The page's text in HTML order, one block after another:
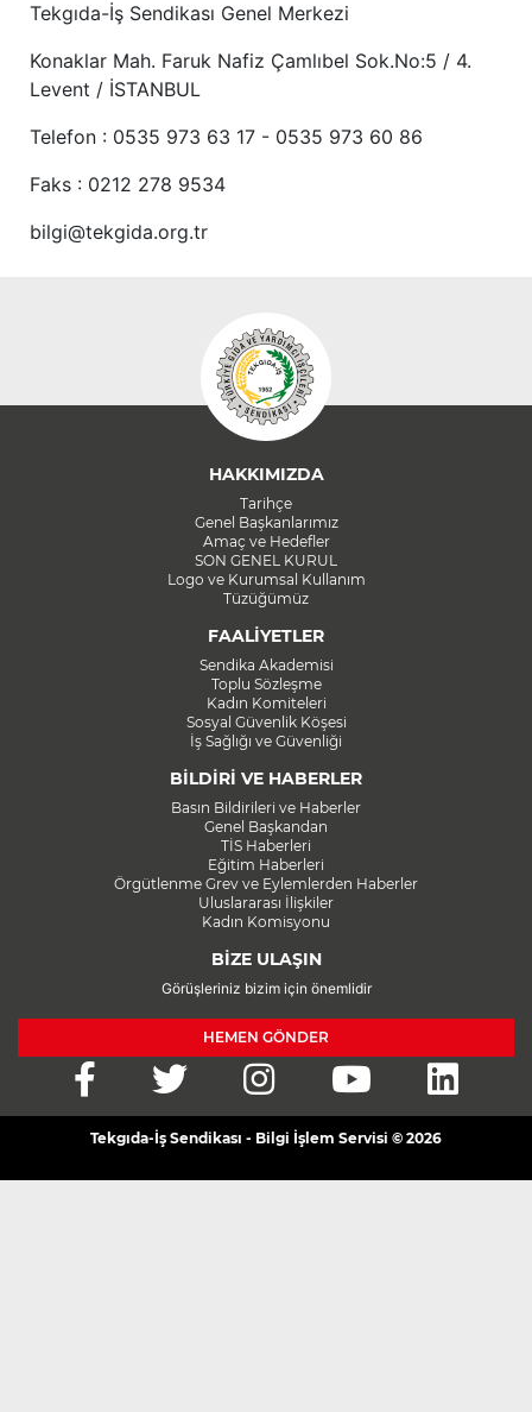
Tekgıda-İş Sendikası Genel Merkezi
Konaklar Mah. Faruk Nafiz Çamlıbel Sok.No:5 / 4.
Levent / İSTANBUL
Telefon : 0535 973 63 17 - 0535 973 60 86
Faks : 0212 278 9534
bilgi@tekgida.org.tr
HAKKIMIZDA
Tarihçe
Genel Başkanlarımız
Amaç ve Hedefler
SON GENEL KURUL
Logo ve Kurumsal Kullanım
Tüzüğümüz
FAALİYETLER
Sendika Akademisi
Toplu Sözleşme
Kadın Komiteleri
Sosyal Güvenlik Köşesi
İş Sağlığı ve Güvenliği
BİLDİRİ VE HABERLER
Basın Bildirileri ve Haberler
Genel Başkandan
TİS Haberleri
Eğitim Haberleri
Örgütlenme Grev ve Eylemlerden Haberler
Uluslararası İlişkiler
Kadın Komisyonu
BİZE ULAŞIN
Görüşleriniz bizim için önemlidir
HEMEN GÖNDER
Tekgıda-İş Sendikası - Bilgi İşlem Servisi © 2026